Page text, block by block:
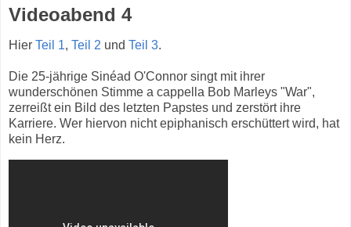
Videoabend 4
Hier Teil 1, Teil 2 und Teil 3.
Die 25-jährige Sinéad O'Connor singt mit ihrer
wunderschönen Stimme a cappella Bob Marleys "War",
zerreißt ein Bild des letzten Papstes und zerstört ihre
Karriere. Wer hiervon nicht epiphanisch erschüttert wird, hat
kein Herz.